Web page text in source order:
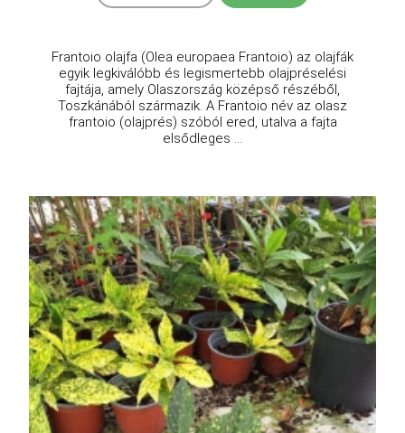
Frantoio olajfa (Olea europaea Frantoio) az olajfák
egyik legkiválóbb és legismertebb olajpréselési
fajtája, amely Olaszország középső részéből,
Toszkánából származik. A Frantoio név az olasz
frantoio (olajprés) szóból ered, utalva a fajta
elsődleges ...